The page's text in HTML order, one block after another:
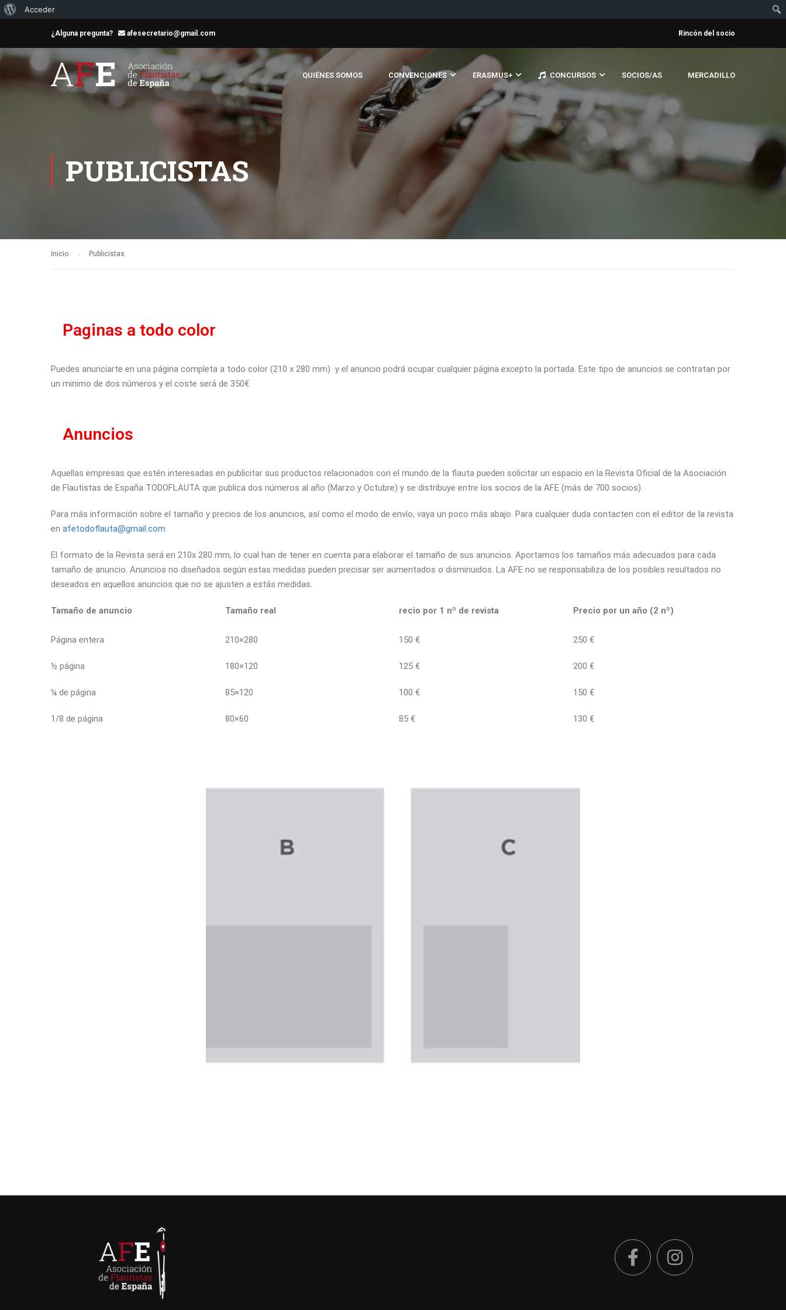
¿Alguna pregunta? afesecretario@gmail.com Rincón del socio
QUIÉNES SOMOS CONVENCIONES ERASMUS+ CONCURSOS SOCIOS/AS MERCADILLO
PUBLICISTAS
Inicio Publicistas
Paginas a todo color
Puedes anunciarte en una página completa a todo color (210 x 280 mm) y el anuncio podrá ocupar cualquier página excepto la portada. Este tipo de anuncios se contratan por
un minimo de dos números y el coste será de 350€
Anuncios
Aquellas empresas que estén interesadas en publicitar sus productos relacionados con el mundo de la flauta pueden solicitar un espacio en la Revista Oficial de la Asociación
de Flautistas de España TODOFLAUTA que publica dos números al año (Marzo y Octubre) y se distribuye entre los socios de la AFE (más de 700 socios).
Para más información sobre el tamaño y precios de los anuncios, así como el modo de envío, vaya un poco más abajo. Para cualquier duda contacten con el editor de la revista
en afetodoflauta@gmail.com
El formato de la Revista será en 210x 280 mm, lo cual han de tener en cuenta para elaborar el tamaño de sus anuncios. Aportamos los tamaños más adecuados para cada
tamaño de anuncio. Anuncios no diseñados según estas medidas pueden precisar ser aumentados o disminuidos. La AFE no se responsabiliza de los posibles resultados no
deseados en aquellos anuncios que no se ajusten a estás medidas.
Tamaño de anuncio
Página entera
½ página
¼ de página
1/8 de página
Tamaño real
210×280
180×120
85×120
80×60
recio por 1 nº de revista
150 €
125 €
100 €
85 €
Precio por un año (2 nº)
250 €
200 €
150 €
130 €
Acceder